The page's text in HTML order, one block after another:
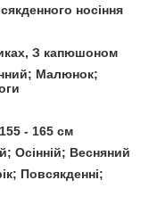
носіння
З капюшоном
Малюнок;
- 165 см
Осінній; Весняний
Повсякденні;